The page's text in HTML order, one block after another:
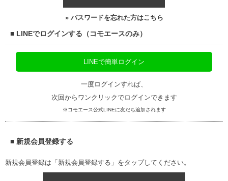
» パスワードを忘れた方はこちら
■ LINEでログインする（コモエースのみ）
LINEで簡単ログイン
一度ログインすれば、
次回からワンクリックでログインできます
※コモエース公式LINEに友だち追加されます
■ 新規会員登録する
新規会員登録は「新規会員登録する」をタップしてください。